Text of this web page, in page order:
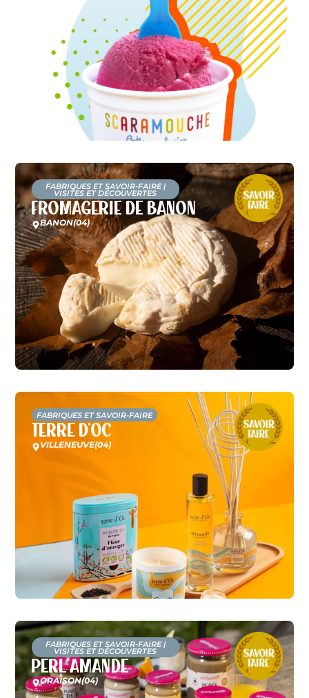
FABRIQUES ET SAVOIR-FAIRE|
VISITES ET DÉCOUVERTES
Fromagerie de Banon
BANON(04)
FABRIQUES ET SAVOIR-FAIRE
Terre d’Oc
VILLENEUVE(04)
FABRIQUES ET SAVOIR-FAIRE|
VISITES ET DÉCOUVERTES
Perl’Amande
ORAISON(04)